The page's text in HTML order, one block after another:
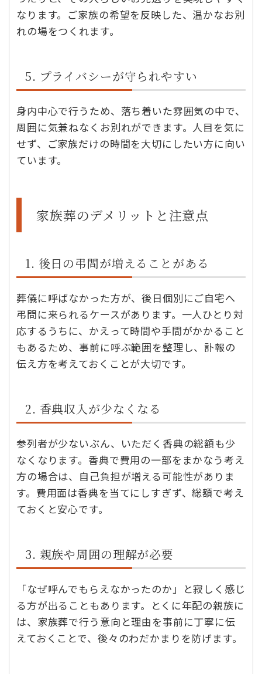
なります。ご家族の希望を反映した、温かなお別
れの場をつくれます。
5. プライバシーが守られやすい
身内中心で行うため、落ち着いた雰囲気の中で、
周囲に気兼ねなくお別れができます。人目を気に
せず、ご家族だけの時間を大切にしたい方に向い
ています。
家族葬のデメリットと注意点
1. 後日の弔問が増えることがある
葬儀に呼ばなかった方が、後日個別にご自宅へ
弔問に来られるケースがあります。一人ひとり対
応するうちに、かえって時間や手間がかかること
もあるため、事前に呼ぶ範囲を整理し、訃報の
伝え方を考えておくことが大切です。
2. 香典収入が少なくなる
参列者が少ないぶん、いただく香典の総額も少
なくなります。香典で費用の一部をまかなう考え
方の場合は、自己負担が増える可能性がありま
す。費用面は香典を当てにしすぎず、総額で考え
ておくと安心です。
3. 親族や周囲の理解が必要
「なぜ呼んでもらえなかったのか」と寂しく感じ
る方が出ることもあります。とくに年配の親族に
は、家族葬で行う意向と理由を事前に丁寧に伝
えておくことで、後々のわだかまりを防げます。